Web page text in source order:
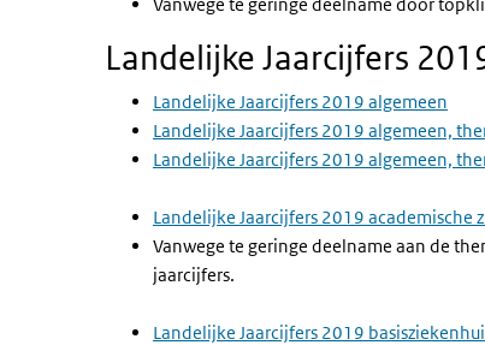
Landelijke Jaarcijfers
Landelijke Jaarcijfers 2019 algemeen
Landelijke Jaarcijfers 2019 algemeen,
Landelijke Jaarcijfers 2019 algemeen,
Landelijke Jaarcijfers 2019 academische
Vanwege te geringe deelname aan de
jaarcijfers.
Landelijke Jaarcijfers 2019